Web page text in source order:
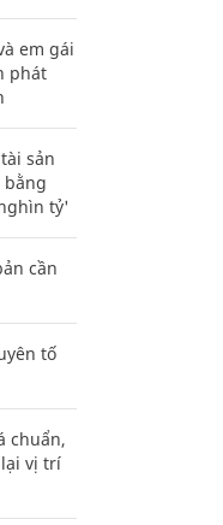
em gái
phát
sản
tỷ'
cần
tố
chuẩn,
vị trí